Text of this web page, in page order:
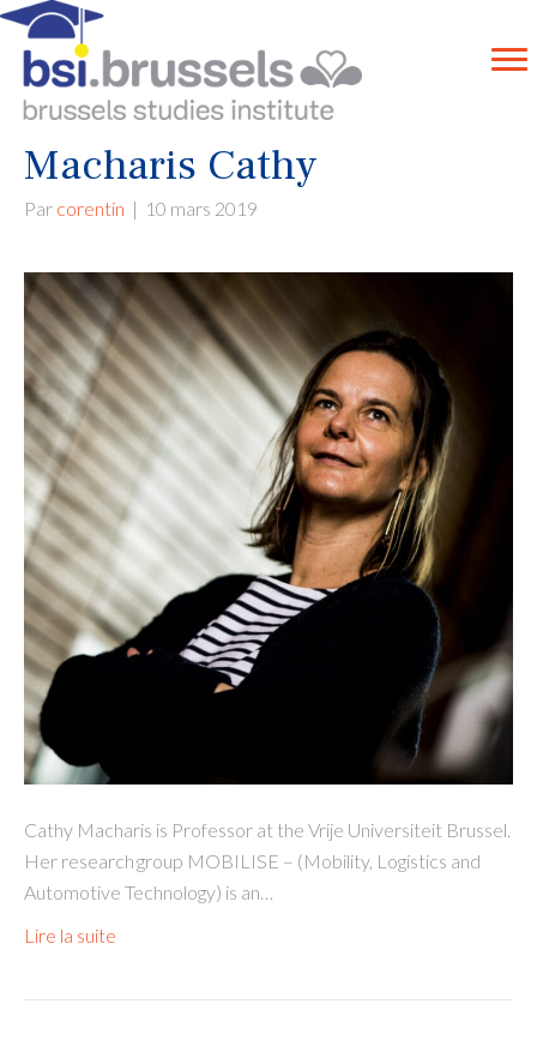
Macharis Cathy
Par corentin | 10 mars 2019
Cathy Macharis is Professor at the Vrije Universiteit Brussel.
Her research group MOBILISE – (Mobility, Logistics and
Automotive Technology) is an…
Lire la suite